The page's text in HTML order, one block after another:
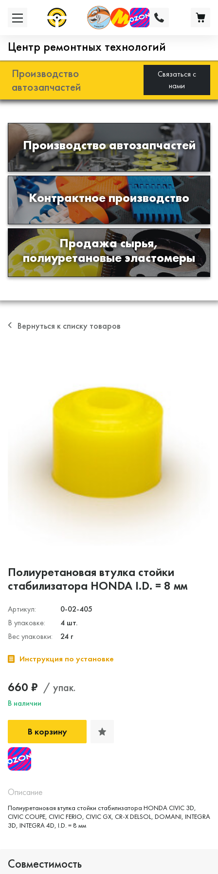
Центр ремонтных технологий
Производство
автозапчастей
Связаться с
нами
Производство автозапчастей
Разработка и производство деталей
из эластомеров для подвески
автомобиля
Контрактное производство
Производство изделий из пластиков
и полимеров по образцам либо
чертежам заказчика
Продажа сырья,
полиуретановые эластомеры
Продажа сырья для производства
изделий из полиуретана
Вернуться к списку товаров
Полиуретановая втулка стойки
стабилизатора HONDA I.D. = 8 мм
Артикул:
0-02-405
В упаковке:
4 шт.
Вес упаковки:
24 г
Инструкция по установке
660 ₽ / упак.
В наличии
В корзину
Описание
Полиуретановая втулка стойки стабилизатора HONDA CIVIC 3D,
CIVIC COUPE, CIVIC FERIO, CIVIC GX, CR-X DELSOL, DOMANI, INTEGRA
3D, INTEGRA 4D, I.D. = 8 мм
Совместимость